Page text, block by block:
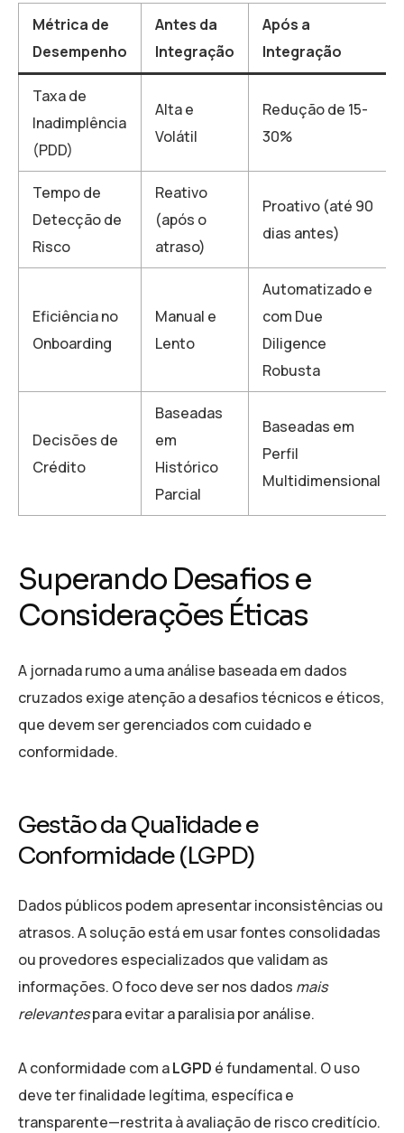
Métrica de
Desempenho
Antes da
Integração
Após a
Integração
Taxa de
Inadimplência
(PDD)
Alta e
Volátil
Redução de 15-
30%
Tempo de
Detecção de
Risco
Reativo
(após o
atraso)
Proativo (até 90
dias antes)
Eficiência no
Onboarding
Manual e
Lento
Automatizado e
com Due
Diligence
Robusta
Decisões de
Crédito
Baseadas
em
Histórico
Parcial
Baseadas em
Perfil
Multidimensional
Superando Desafios e
Considerações Éticas
A jornada rumo a uma análise baseada em dados
cruzados exige atenção a desafios técnicos e éticos,
que devem ser gerenciados com cuidado e
conformidade.
Gestão da Qualidade e
Conformidade (LGPD)
Dados públicos podem apresentar inconsistências ou
atrasos. A solução está em usar fontes consolidadas
ou provedores especializados que validam as
informações. O foco deve ser nos dados mais
relevantespara evitar a paralisia por análise.
A conformidade com aLGPD é fundamental. O uso
deve ter finalidade legítima, específica e
transparente—restrita à avaliação de risco creditício.